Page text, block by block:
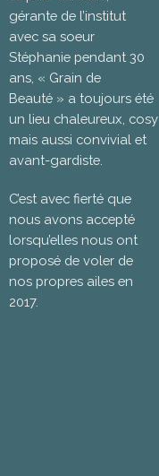
gérante de l’institut
avec sa soeur
Stéphanie pendant 30
ans, « Grain de
Beauté » a toujours été
un lieu chaleureux, cosy
mais aussi convivial et
avant-gardiste.
C’est avec fierté que
nous avons accepté
lorsqu’elles nous ont
proposé de voler de
nos propres ailes en
2017.